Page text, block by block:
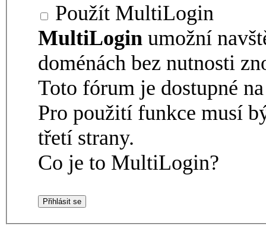
Použít MultiLogin
MultiLogin umožní
doménách bez nutnosti
Toto fórum je dostupné
Pro použití funkce musí
třetí strany.
Co je to MultiLogin?